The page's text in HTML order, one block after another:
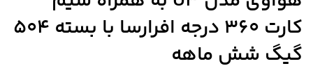
کارت 360 درجه افرارسا با بسته 504
گیگ شش ماهه